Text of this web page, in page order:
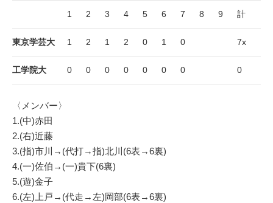
1 2 3 4 5 6 7 8 9 計
東京学芸大 1 2 1 2 0 1 0 7x
工学院大 0 0 0 0 0 0 0 0
〈メンバー〉
1.(中)赤田
2.(右)近藤
3.(指)市川→(代打→指)北川(6表→6裏)
4.(一)佐伯→(一)貴下(6裏)
5.(遊)金子
6.(左)上戸→(代走→左)岡部(6表→6裏)